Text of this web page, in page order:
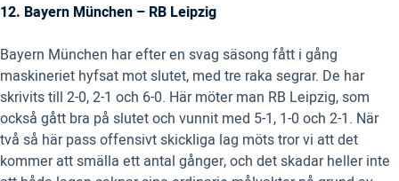
12. Bayern München – RB Leipzig
Bayern München har efter en svag säsong fått i gång
maskineriet hyfsat mot slutet, med tre raka segrar. De har
skrivits till 2-0, 2-1 och 6-0. Här möter man RB Leipzig, som
också gått bra på slutet och vunnit med 5-1, 1-0 och 2-1. När
två så här pass offensivt skickliga lag möts tror vi att det
kommer att smälla ett antal gånger, och det skadar heller inte